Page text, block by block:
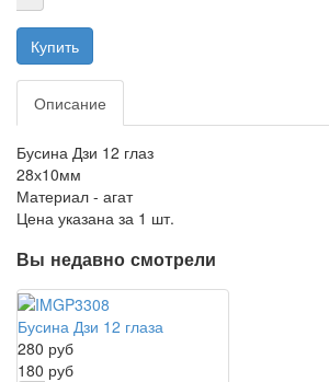
Описание
Бусина Дзи 12 глаз
28х10мм
Материал - агат
Цена указана за 1 шт.
Вы недавно смотрели
Бусина Дзи 12 глаза
280 руб
180 руб